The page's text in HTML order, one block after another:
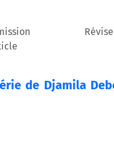
de Djamila